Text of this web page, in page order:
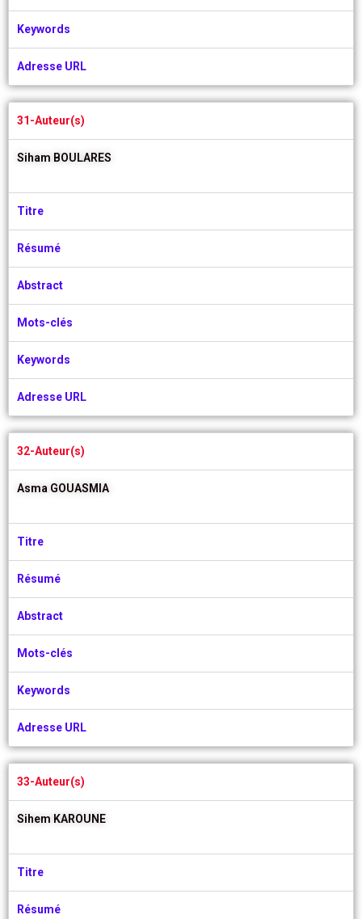
Keywords
Adresse URL
31-Auteur(s)
Siham BOULARES
Titre
Résumé
Abstract
Mots-clés
Keywords
Adresse URL
32-Auteur(s)
Asma GOUASMIA
Titre
Résumé
Abstract
Mots-clés
Keywords
Adresse URL
33-Auteur(s)
Sihem KAROUNE
Titre
Résumé